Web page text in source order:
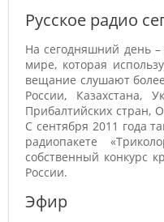
Русское радио
На сегодняшний день
мире, которая
вещание слушают
России, Казахстана,
Прибалтийских
С сентября 2011 года
радиопакете
собственный конкурс
России.
Эфир